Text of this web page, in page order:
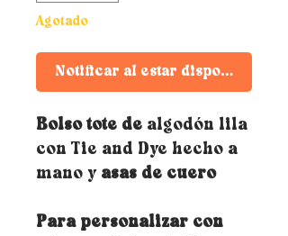
Agotado
Notificar al estar disponible
Bolso tote de algodón lila
con Tie and Dye hecho a
mano y asas de cuero
Para personalizar con